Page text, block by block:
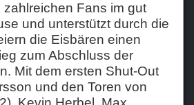
Fans im gut
und unterstützt durch die
die Eisbären einen
zum Abschluss der
Mit dem ersten Shut-Out
und den Toren von